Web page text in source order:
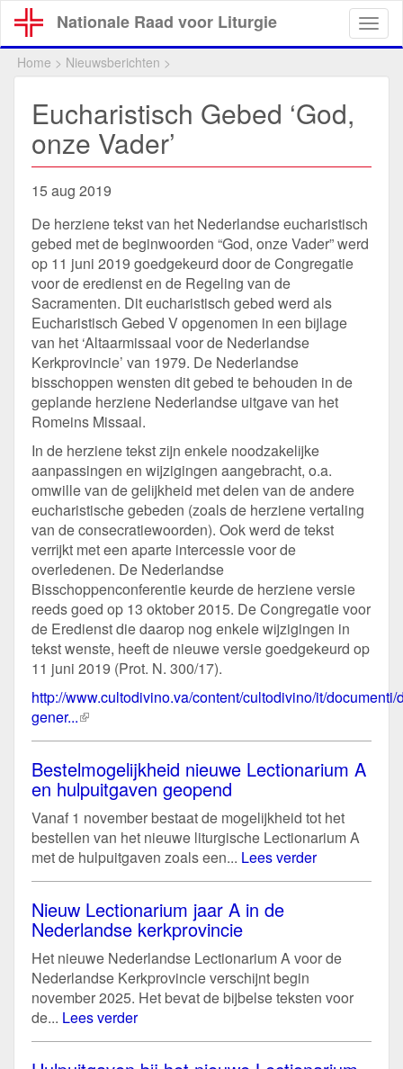
Overslaan
en
naar
Nationale Raad voor Liturgie
Home > Nieuwsberichten >
Eucharistisch Gebed ‘God,
onze Vader’
15 aug 2019
De herziene tekst van het Nederlandse eucharistisch
gebed met de beginwoorden “God, onze Vader” werd
op 11 juni 2019 goedgekeurd door de Congregatie
voor de eredienst en de Regeling van de
Sacramenten. Dit eucharistisch gebed werd als
Eucharistisch Gebed V opgenomen in een bijlage
van het ‘Altaarmissaal voor de Nederlandse
Kerkprovincie’ van 1979. De Nederlandse
bisschoppen wensten dit gebed te behouden in de
geplande herziene Nederlandse uitgave van het
Romeins Missaal.
In de herziene tekst zijn enkele noodzakelijke
aanpassingen en wijzigingen aangebracht, o.a.
omwille van de gelijkheid met delen van de andere
eucharistische gebeden (zoals de herziene vertaling
van de consecratiewoorden). Ook werd de tekst
verrijkt met een aparte intercessie voor de
overledenen. De Nederlandse
Bisschoppenconferentie keurde de herziene versie
reeds goed op 13 oktober 2015. De Congregatie voor
de Eredienst die daarop nog enkele wijzigingen in
tekst wenste, heeft de nieuwe versie goedgekeurd op
11 juni 2019 (Prot. N. 300/17).
http://www.cultodivino.va/content/cultodivino/it/documenti/
gener...(externe
link)
Bestelmogelijkheid nieuwe Lectionarium A
en hulpuitgaven geopend
Vanaf 1 november bestaat de mogelijkheid tot het
bestellen van het nieuwe liturgische Lectionarium A
met de hulpuitgaven zoals een... Lees verder
Nieuw Lectionarium jaar A in de
Nederlandse kerkprovincie
Het nieuwe Nederlandse Lectionarium A voor de
Nederlandse Kerkprovincie verschijnt begin
november 2025. Het bevat de bijbelse teksten voor
de... Lees verder